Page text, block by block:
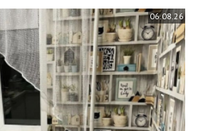
06.08.26